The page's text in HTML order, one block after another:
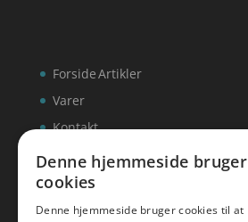
Forside
Varer
Kontakt
Artikler
Denne hjemmeside bruger
cookies
Denne hjemmeside bruger cookies til at